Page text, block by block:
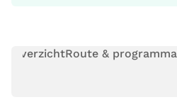
OverzichtRoute & programma